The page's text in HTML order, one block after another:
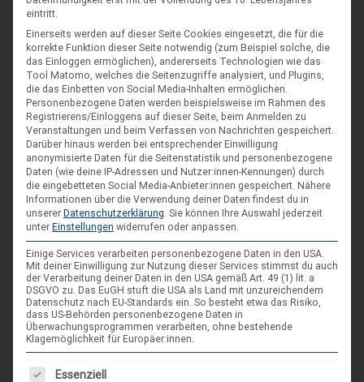
DIE NÄCHSTEN VERANSTALTUNGEN
ARR|JEL Sommertreffen 2026
21. Aug. 26
Blankenburg (Harz)-Wienrode
Landes-NAP 2026
4. Sep. 26
Hameln
04
Sep.
Spieleseminar - Werde zur Spielfigur“ -
Spiele im XXL-Format
eintritt.
Einerseits werden auf dieser Seite Cookies eingesetzt, die für die
korrekte Funktion dieser Seite notwendig (zum Beispiel solche, die
das Einloggen ermöglichen), andererseits Technologien wie das
Tool Matomo, welches die Seitenzugriffe analysiert, und Plugins,
die das Einbetten von Social Media-Inhalten ermöglichen.
Personenbezogene Daten werden beispielsweise im Rahmen des
Registrierens/Einloggens auf dieser Seite, beim Anmelden zu
Veranstaltungen und beim Verfassen von Nachrichten gespeichert.
Darüber hinaus werden bei entsprechender Einwilligung
anonymisierte Daten für die Seitenstatistik und personenbezogene
Daten (wie deine IP-Adressen und Nutzer:innen-Kennungen) durch
die eingebetteten Social Media-Anbieter:innen gespeichert. Nähere
Informationen über die Verwendung deiner Daten findest du in
unserer Datenschutzerklärung Sie können Ihre Auswahl jederzeit
unter Einstellungen widerrufen oder anpassen.
Einige Services verarbeiten personenbezogene Daten in den USA.
Mit deiner Einwilligung zur Nutzung dieser Services stimmst du auch
der Verarbeitung deiner Daten in den USA gemäß Art. 49 (1) lit. a
DSGVO zu. Das EuGH stuft die USA als Land mit unzureichendem
Datenschutz nach EU-Standards ein. So besteht etwa das Risiko,
dass US-Behörden personenbezogene Daten in
Überwachungsprogrammen verarbeiten, ohne bestehende
Klagemöglichkeit für Europäer:innen.
Es folgt eine Liste der Service-Gruppen, für die eine
Essenziell